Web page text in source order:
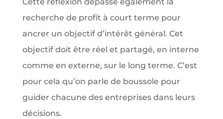
Cette réflexion dépasse également la
recherche de profit à court terme pour
ancrer un objectif d’intérêt général. Cet
objectif doit être réel et partagé, en interne
comme en externe, sur le long terme. C’est
pour cela qu’on parle de boussole pour
guider chacune des entreprises dans leurs
décisions.